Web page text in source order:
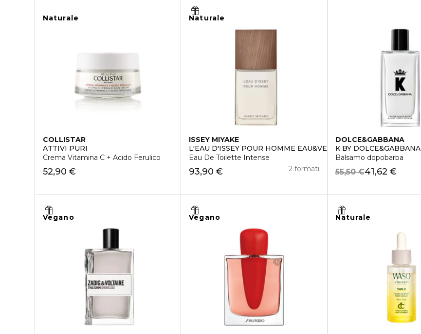
Naturale
COLLISTAR
ATTIVI PURI
Crema Vitamina C + Acido Ferulico
52,90 €
Naturale
ISSEY MIYAKE
L'EAU D'ISSEY POUR HOMME EAU&VETIVER
Eau De Toilette Intense
93,90 € 2 formati
DOLCE&GABBANA
K BY DOLCE&GABBANA
Balsamo dopobarba
41,62 €
55,50 €
Vegano Vegano Naturale